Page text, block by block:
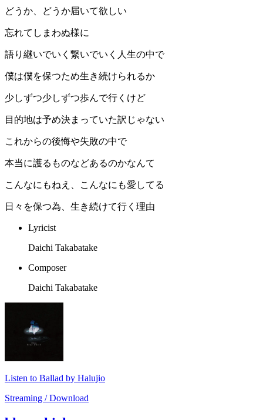
どうか、どうか届いて欲しい
忘れてしまわぬ様に
語り継いでいく繋いでいく人生の中で
僕は僕を保つため生き続けられるか
少しずつ少しずつ歩んで行くけど
目的地は予め決まっていた訳じゃない
これからの後悔や失敗の中で
本当に護るものなどあるのかなんて
こんなにもねえ、こんなにも愛してる
日々を保つ為、生き続けて行く理由
Lyricist
Daichi Takabatake
Composer
Daichi Takabatake
Listen to Ballad by Halujio
Streaming / Download